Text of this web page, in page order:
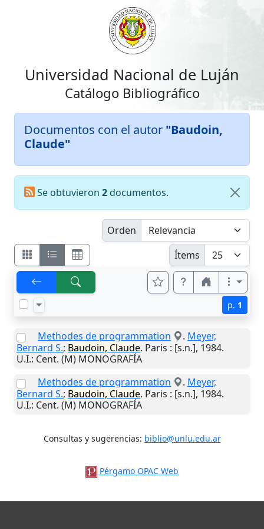
Universidad Nacional de Luján
Catálogo Bibliográfico
Documentos con el autor "Baudoin,
Claude"
Se obtuvieron 2documentos.
Orden
Ítems
p. 1
Methodes de programmation . Meyer,
Bernard S.; Baudoin, Claude. Paris : [s.n.], 1984.
U.I.: Cent. (M) MONOGRAFÍA
Methodes de programmation
. Meyer,
Bernard S.; Baudoin, Claude. Paris : [s.n.], 1984.
U.I.: Cent. (M) MONOGRAFÍA
Consultas y sugerencias: biblio@unlu.edu.ar
Pérgamo OPAC Web